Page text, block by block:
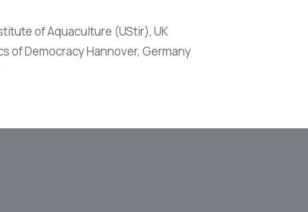
of Aquaculture (UStir), UK
of Democracy Hannover, Germany